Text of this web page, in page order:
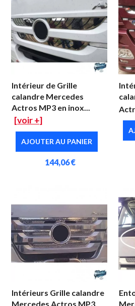
Intérieur de Grille
calandre Mercedes
Actros MP3 en inox...
[voir +]
AJOUTER AU PANIER
144,06 €
Intérieurs Grille calandre
Mercedes Actros MP3